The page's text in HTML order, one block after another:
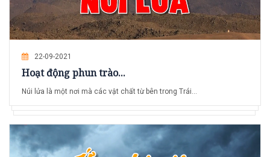
22-09-2021
Hoạt động phun trào...
Núi lửa là một nơi mà các vật chất từ bên trong Trái...